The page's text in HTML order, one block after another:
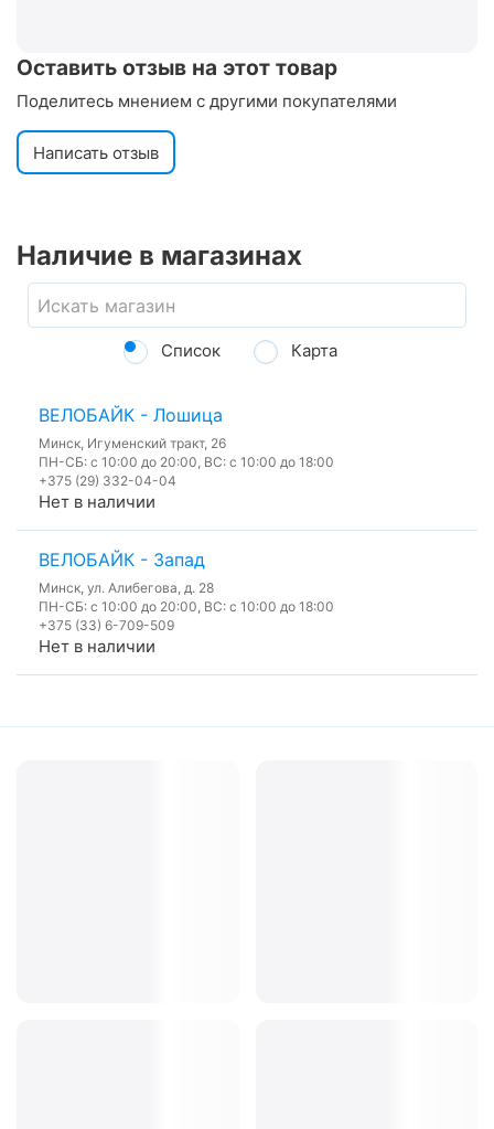
Оставить отзыв на этот товар
Поделитесь мнением с другими покупателями
Написать отзыв
Наличие в магазинах
Список Карта
ВЕЛОБАЙК - Лошица
Минск, Игуменский тракт, 26
ПН-СБ: с 10:00 до 20:00, ВС: с 10:00 до 18:00
+375 (29) 332-04-04
Нет в наличии
ВЕЛОБАЙК - Запад
Минск, ул. Алибегова, д. 28
ПН-СБ: с 10:00 до 20:00, ВС: с 10:00 до 18:00
+375 (33) 6-709-509
Нет в наличии